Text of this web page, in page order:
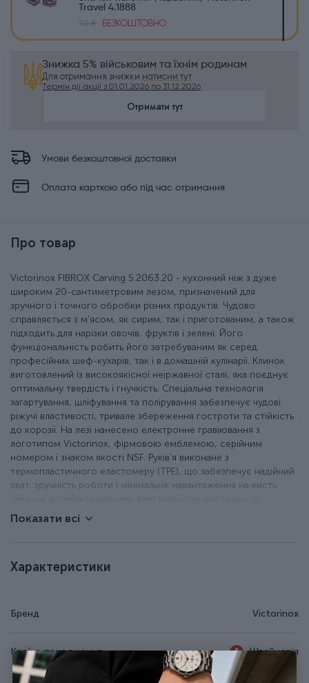
Travel 4.1888
112 ₴
БЕЗКОШТОВНО
Знижка 5% військовим та їхнім родинам
Для отримання знижки натисни тут
Термін дії акції з 01.01.2026 по 31.12.2026
Отримати тут
Умови безкоштовної доставки
Оплата карткою або під час отримання
Про товар
Victorinox FIBROX Carving 5.2063.20 - кухонний ніж з дуже
широким 20-сантиметровим лезом, призначений для
зручного і точного обробки різних продуктів. Чудово
справляється з м'ясом, як сирим, так і приготованим, а також
підходить для нарізки овочів, фруктів і зелені. Його
функціональність робить його затребуваним як серед
професійних шеф-кухарів, так і в домашній кулінарії. Клинок
виготовлений із високоякісної неіржавної сталі, яка поєднує
оптимальну твердість і гнучкість. Спеціальна технологія
загартування, шліфування та полірування забезпечує чудові
ріжучі властивості, тривале збереження гостроти та стійкість
до корозії. На лезі нанесено електронне гравіювання з
логотипом Victorinox, фірмовою емблемою, серійним
номером і знаком якості NSF. Руків'я виконане з
термопластичного еластомеру (TPE), що забезпечує надійний
хват, зручність роботи і мінімальне навантаження на кисть.
стійкості до температурних впливів (від 80 до 110 °C), ніж
Ніж для обробки та нарізки.
Чорне руків'я з термоеластопласту.
Можна мити в посудомийній машині та стерилізувати.
Фірмове гравіювання нанесене електронним методом.
Довжина леза - 20 см.
Показати всі
Характеристики
Бренд Victorinox
Країна походження Швейцарія